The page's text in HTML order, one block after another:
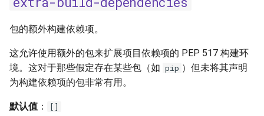
包的额外构建依赖项。
这允许使用额外的包来扩展项目依赖项的 PEP 517 构建环
境。这对于那些假定存在某些包（如 pip ）但未将其声明
为构建依赖项的包非常有用。
默认值 ： []